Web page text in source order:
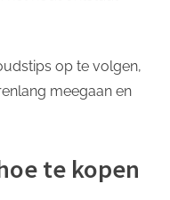
op te volgen,
meegaan en
te kopen